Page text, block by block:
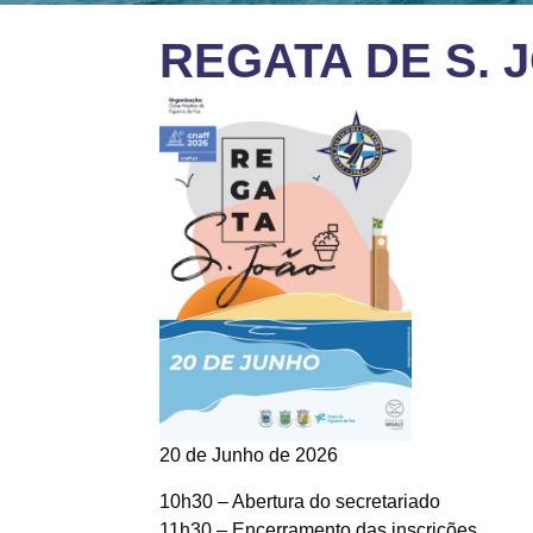
REGATA DE S.
20 de Junho de 2026
10h30 – Abertura do secretariado